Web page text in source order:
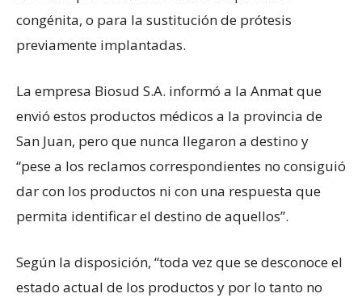
congénita, o para la sustitución de prótesis
previamente implantadas.
La empresa Biosud S.A. informó a la Anmat que
envió estos productos médicos a la provincia de
San Juan, pero que nunca llegaron a destino y
“pese a los reclamos correspondientes no consiguió
dar con los productos ni con una respuesta que
permita identificar el destino de aquellos”.
Según la disposición, “toda vez que se desconoce el
estado actual de los productos y por lo tanto no